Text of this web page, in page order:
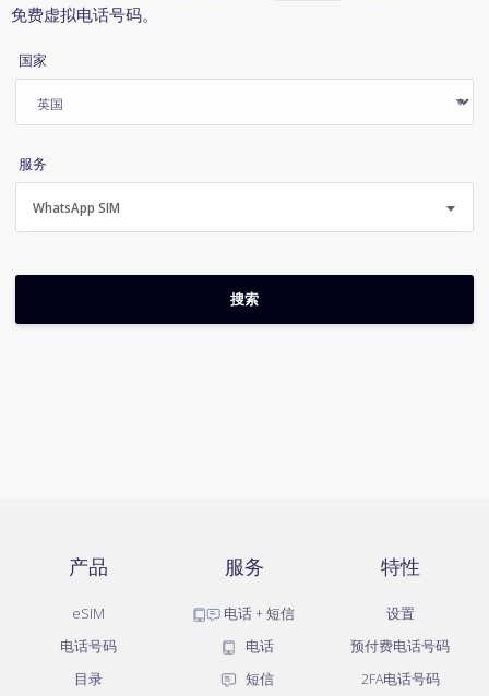
免费虚拟电话号码。
国家
服务
WhatsApp SIM
产品
eSIM
电话号码
目录
服务
电话 + 短信
电话
短信
特性
设置
预付费电话号码
2FA电话号码